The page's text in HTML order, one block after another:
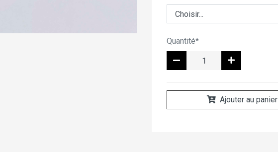
Quantité*
Ajouter au panier